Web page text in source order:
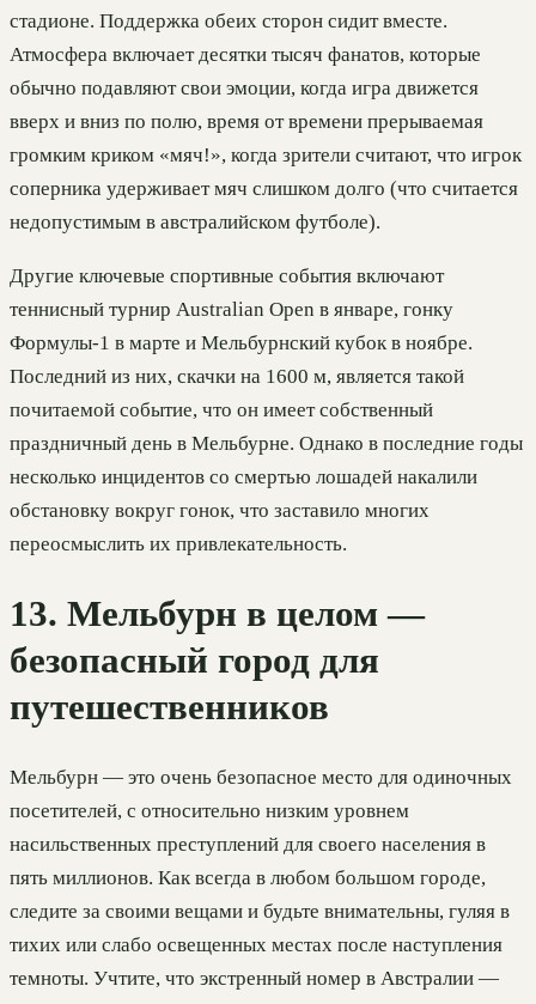
стадионе. Поддержка обеих сторон сидит вместе.
Атмосфера включает десятки тысяч фанатов, которые
обычно подавляют свои эмоции, когда игра движется
вверх и вниз по полю, время от времени прерываемая
громким криком «мяч!», когда зрители считают, что игрок
соперника удерживает мяч слишком долго (что считается
недопустимым в австралийском футболе).
Другие ключевые спортивные события включают
теннисный турнир Australian Open в январе, гонку
Формулы-1 в марте и Мельбурнский кубок в ноябре.
Последний из них, скачки на 1600 м, является такой
почитаемой событие, что он имеет собственный
праздничный день в Мельбурне. Однако в последние годы
несколько инцидентов со смертью лошадей накалили
обстановку вокруг гонок, что заставило многих
переосмыслить их привлекательность.
13. Мельбурн в целом —
безопасный город для
путешественников
Мельбурн — это очень безопасное место для одиночных
посетителей, с относительно низким уровнем
насильственных преступлений для своего населения в
пять миллионов. Как всегда в любом большом городе,
следите за своими вещами и будьте внимательны, гуляя в
тихих или слабо освещенных местах после наступления
темноты. Учтите, что экстренный номер в Австралии —